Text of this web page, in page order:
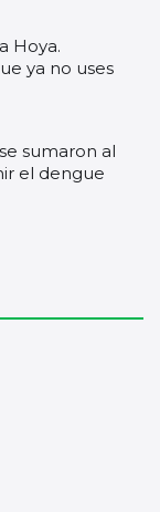
Hoya.
ya no uses
sumaron al
el dengue